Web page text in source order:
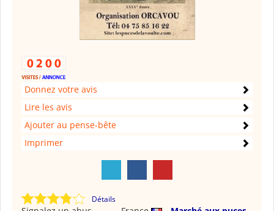
Donnez votre avis
Lire les avis
Ajouter au pense-bête
Imprimer
Détails